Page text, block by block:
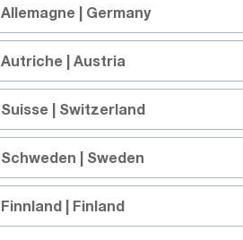
M681Z
WR100-13R Microohmmètre pour
utilisation en haute et moyenne
tension
54 574,00 CHF
Délai de livraison sur
Allemagne | Germany
Autriche | Austria
Suisse | Switzerland
Schweden | Sweden
Finnland | Finland